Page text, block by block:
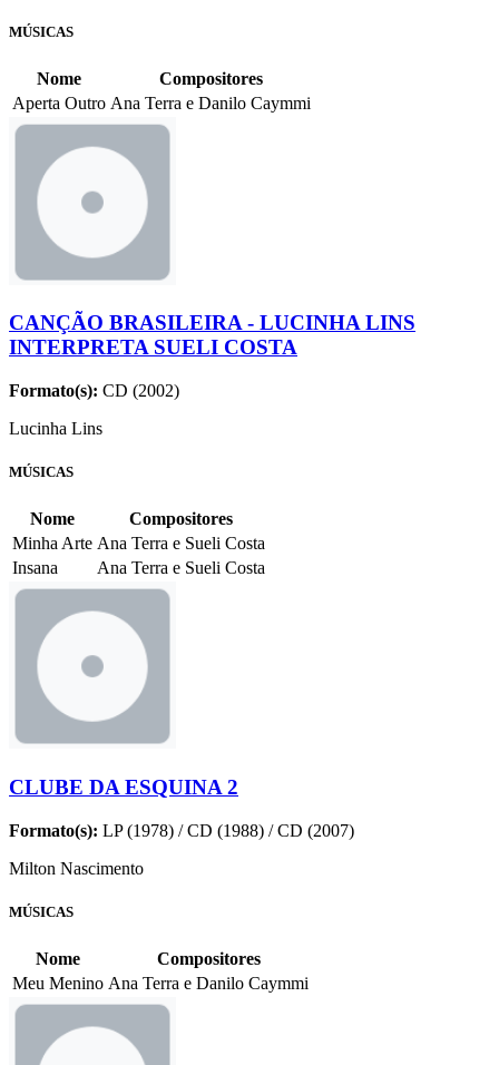
MÚSICAS
Nome
Compositores
Aperta Outro Ana Terra e Danilo Caymmi
CANÇÃO BRASILEIRA - LUCINHA LINS
INTERPRETA SUELI COSTA
Formato(s): CD (2002)
Lucinha Lins
MÚSICAS
Nome
Compositores
Minha Arte Ana Terra e Sueli Costa
Insana
Ana Terra e Sueli Costa
CLUBE DA ESQUINA 2
Formato(s): LP (1978) / CD (1988) / CD (2007)
Milton Nascimento
MÚSICAS
Nome
Compositores
Meu Menino Ana Terra e Danilo Caymmi